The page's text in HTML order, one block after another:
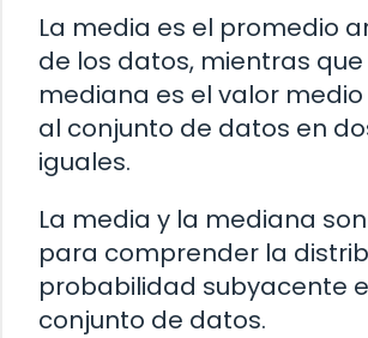
La media es el promedio
de los datos, mientras que
mediana es el valor
al conjunto de datos en
iguales.
La media y la mediana
para comprender la
probabilidad subyacente
conjunto de datos.